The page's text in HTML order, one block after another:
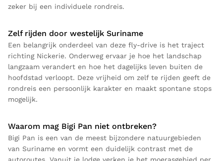
zeker bij een individuele rondreis.
Zelf rijden door westelijk Suriname
Een belangrijk onderdeel van deze fly-drive is het traject
richting Nickerie. Onderweg ervaar je hoe het landschap
langzaam verandert en hoe het dagelijks leven buiten de
hoofdstad verloopt. Deze vrijheid om zelf te rijden geeft de
rondreis een persoonlijk karakter en maakt spontane stops
mogelijk.
Waarom mag Bigi Pan niet ontbreken?
Bigi Pan is een van de meest bijzondere natuurgebieden
van Suriname en vormt een duidelijk contrast met de